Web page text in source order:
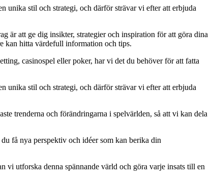
unika stil och strategi, och därför strävar vi efter att erbjuda
är att ge dig insikter, strategier och inspiration för att göra dina
kan hitta värdefull information och tips.
casinospel eller poker, har vi det du behöver för att fatta
unika stil och strategi, och därför strävar vi efter att erbjuda
trenderna och förändringarna i spelvärlden, så att vi kan dela
få nya perspektiv och idéer som kan berika din
vi utforska denna spännande värld och göra varje insats till en